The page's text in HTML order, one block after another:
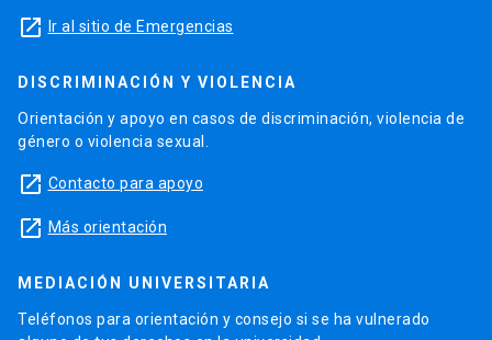
launch Ir al sitio de Emergencias
DISCRIMINACIÓN Y VIOLENCIA
Orientación y apoyo en casos de discriminación, violencia de
género o violencia sexual.
launch Contacto para apoyo
launch Más orientación
MEDIACIÓN UNIVERSITARIA
Teléfonos para orientación y consejo si se ha vulnerado